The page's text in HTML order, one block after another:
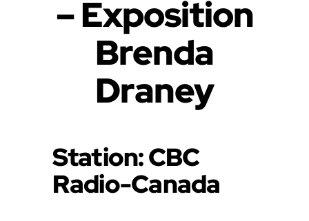
– Exposition
Brenda
Draney
Station: CBC
Radio-Canada